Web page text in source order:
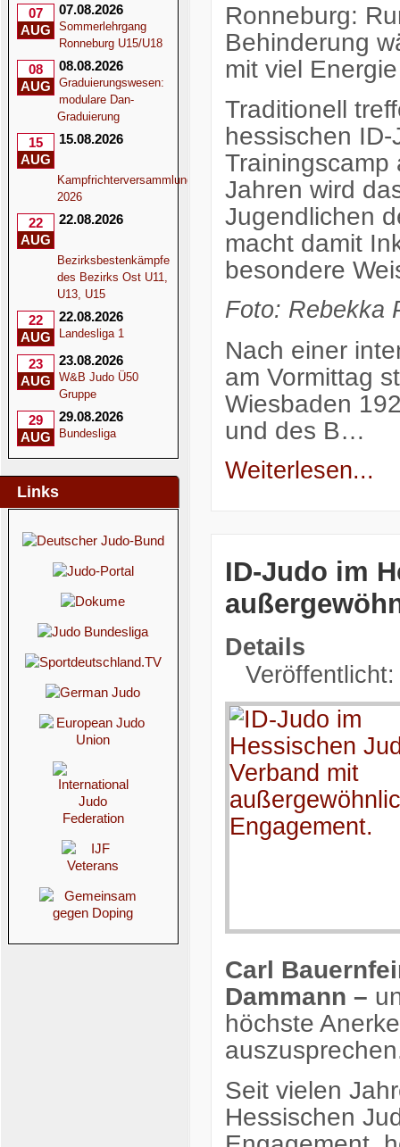
07
AUG
07.08.2026
Sommerlehrgang
Ronneburg U15/U18
08
AUG
08.08.2026
Graduierungswesen:
modulare Dan-
Graduierung
15
AUG
15.08.2026
Kampfrichterversammlung
2026
22
AUG
22.08.2026
Bezirksbestenkämpfe
des Bezirks Ost U11,
U13, U15
22
AUG
22.08.2026
Landesliga 1
23
AUG
23.08.2026
W&B Judo Ü50
Gruppe
29
AUG
29.08.2026
Bundesliga
Links
Ronneburg:
Behinderung
mit viel
Traditionell
hessischen
Jahren wird
Jugendlichen
macht damit
besondere
Foto: Rebekka
Nach einer
am Vormittag
Wiesbaden
und des B…
Weiterlesen...
ID-Judo im
Details
Carl
Dammann –
höchste
Seit vielen
Hessischen